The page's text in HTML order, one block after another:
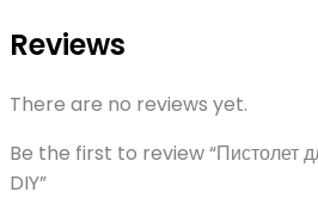
Reviews
There are no reviews yet.
Be the first to review “Пистолет
DIY”